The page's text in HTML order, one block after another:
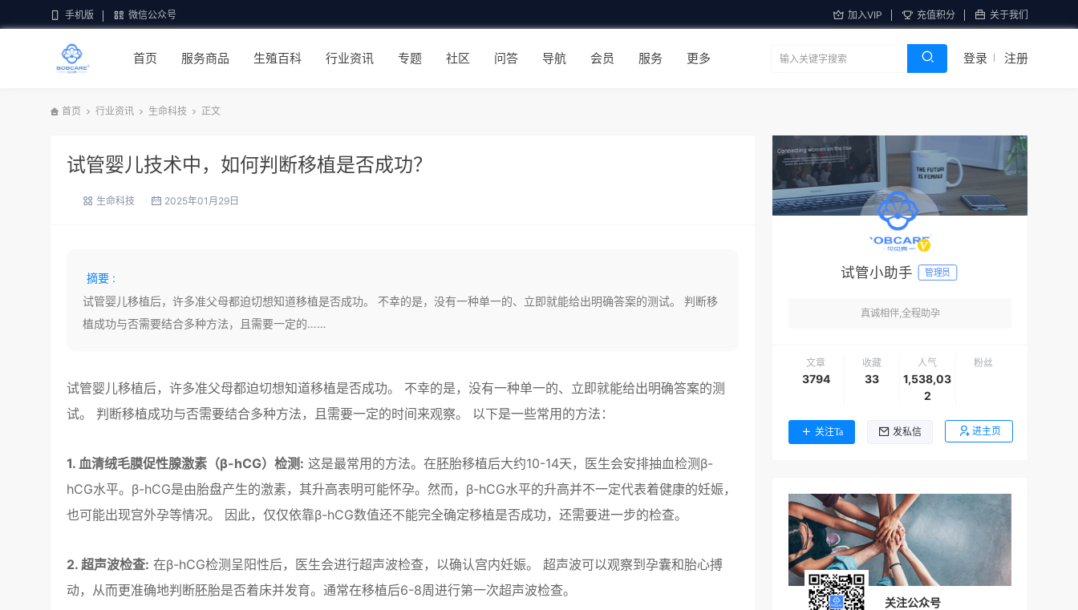
手机版 微信公众号 加入VIP 充值积分 关于我们
首页 服务商品 生殖百科 行业资讯 专题 社区 问答 导航 会员 服务 更多 登录 注册
首页 行业资讯 生命科技 正文
试管婴儿技术中，如何判断移植是否成功？
生命科技 2025年01月29日
摘要 :
试管婴儿移植后，许多准父母都迫切想知道移植是否成功。 不幸的是，没有一种单一的、立即就能给出明确答案的测试。 判断移
植成功与否需要结合多种方法，且需要一定的……
试管婴儿移植后，许多准父母都迫切想知道移植是否成功。 不幸的是，没有一种单一的、立即就能给出明确答案的测
试。 判断移植成功与否需要结合多种方法，且需要一定的时间来观察。 以下是一些常用的方法：
1. 血清绒毛膜促性腺激素（β-hCG）检测: 这是最常用的方法。在胚胎移植后大约10-14天，医生会安排抽血检测β-
hCG水平。β-hCG是由胎盘产生的激素，其升高表明可能怀孕。然而，β-hCG水平的升高并不一定代表着健康的妊娠，
也可能出现宫外孕等情况。 因此，仅仅依靠β-hCG数值还不能完全确定移植是否成功，还需要进一步的检查。
2. 超声波检查: 在β-hCG检测呈阳性后，医生会进行超声波检查，以确认宫内妊娠。 超声波可以观察到孕囊和胎心搏
动，从而更准确地判断胚胎是否着床并发育。通常在移植后6-8周进行第一次超声波检查。
试管小助手 管理员
真诚相伴,全程助孕
文章
3794
收藏
33
人气
1,538,03
2
粉丝
关注Ta 发私信 进主页
关注公众号